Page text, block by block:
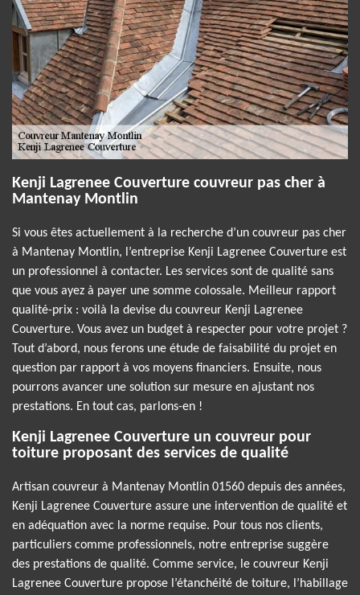
Kenji Lagrenee Couverture couvreur pas cher à
Mantenay Montlin
Si vous êtes actuellement à la recherche d’un couvreur pas cher
à Mantenay Montlin, l’entreprise Kenji Lagrenee Couverture est
un professionnel à contacter. Les services sont de qualité sans
que vous ayez à payer une somme colossale. Meilleur rapport
qualité-prix : voilà la devise du couvreur Kenji Lagrenee
Couverture. Vous avez un budget à respecter pour votre projet ?
Tout d’abord, nous ferons une étude de faisabilité du projet en
question par rapport à vos moyens financiers. Ensuite, nous
pourrons avancer une solution sur mesure en ajustant nos
prestations. En tout cas, parlons-en !
Kenji Lagrenee Couverture un couvreur pour
toiture proposant des services de qualité
Artisan couvreur à Mantenay Montlin 01560 depuis des années,
Kenji Lagrenee Couverture assure une intervention de qualité et
en adéquation avec la norme requise. Pour tous nos clients,
particuliers comme professionnels, notre entreprise suggère
des prestations de qualité. Comme service, le couvreur Kenji
Lagrenee Couverture propose l’étanchéité de toiture, l’habillage